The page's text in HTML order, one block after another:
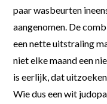
paar wasbeurten
aangenomen. De
een nette uitstraling
niet elke maand een
is eerlijk, dat
Wie dus een wit